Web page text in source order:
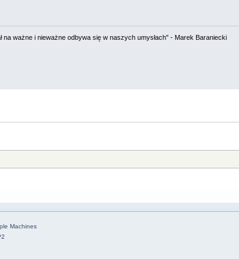
ważne i nieważne odbywa się w naszych umysłach" - Marek Baraniecki
Machines